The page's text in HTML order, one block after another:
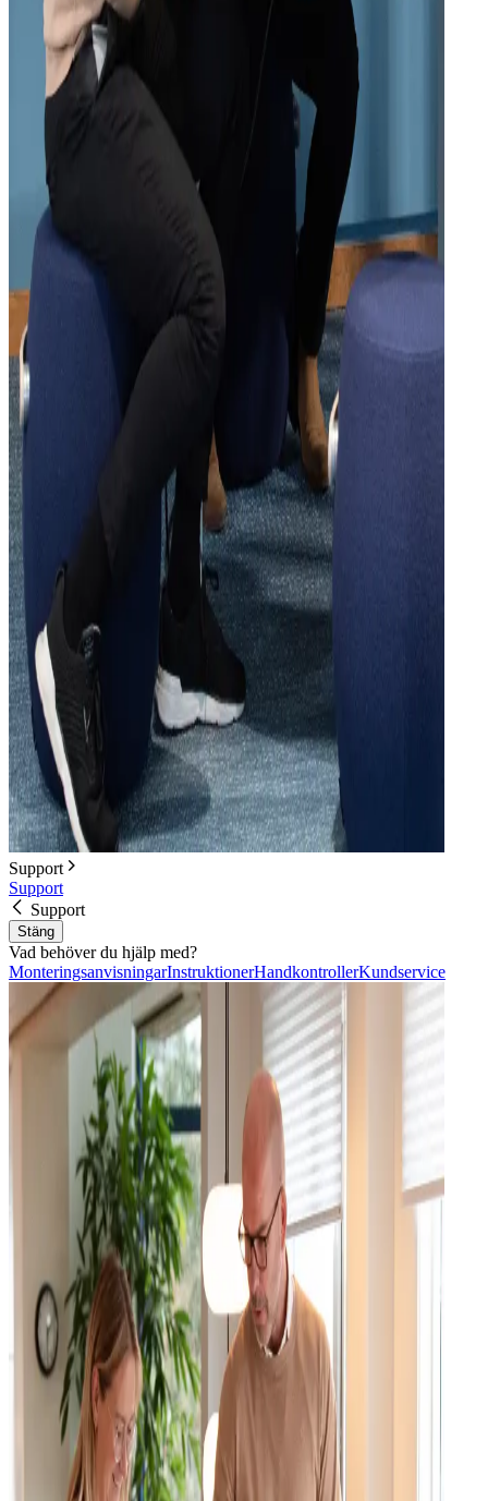
Support
Support
Support
Stäng
Vad behöver du hjälp med?
MonteringsanvisningarInstruktionerHandkontrollerKundservice